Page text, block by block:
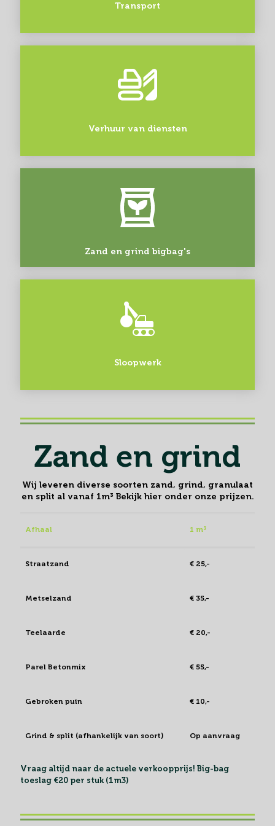
Transport
Verhuur van diensten
Zand en grind bigbag's
Sloopwerk
Zand en grind
Wij leveren diverse soorten zand, grind, granulaat
en split al vanaf 1m³ Bekijk hier onder onze prijzen.
Afhaal 1 m³
Straatzand € 25,-
Metselzand € 35,-
Teelaarde € 20,-
Parel Betonmix € 55,-
Gebroken puin € 10,-
Grind & split (afhankelijk van soort) Op aanvraag
Vraag altijd naar de actuele verkoopprijs! Big-bag
toeslag €20 per stuk (1m3)